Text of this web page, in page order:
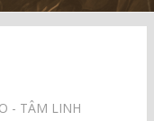
- TÂM LINH⠀